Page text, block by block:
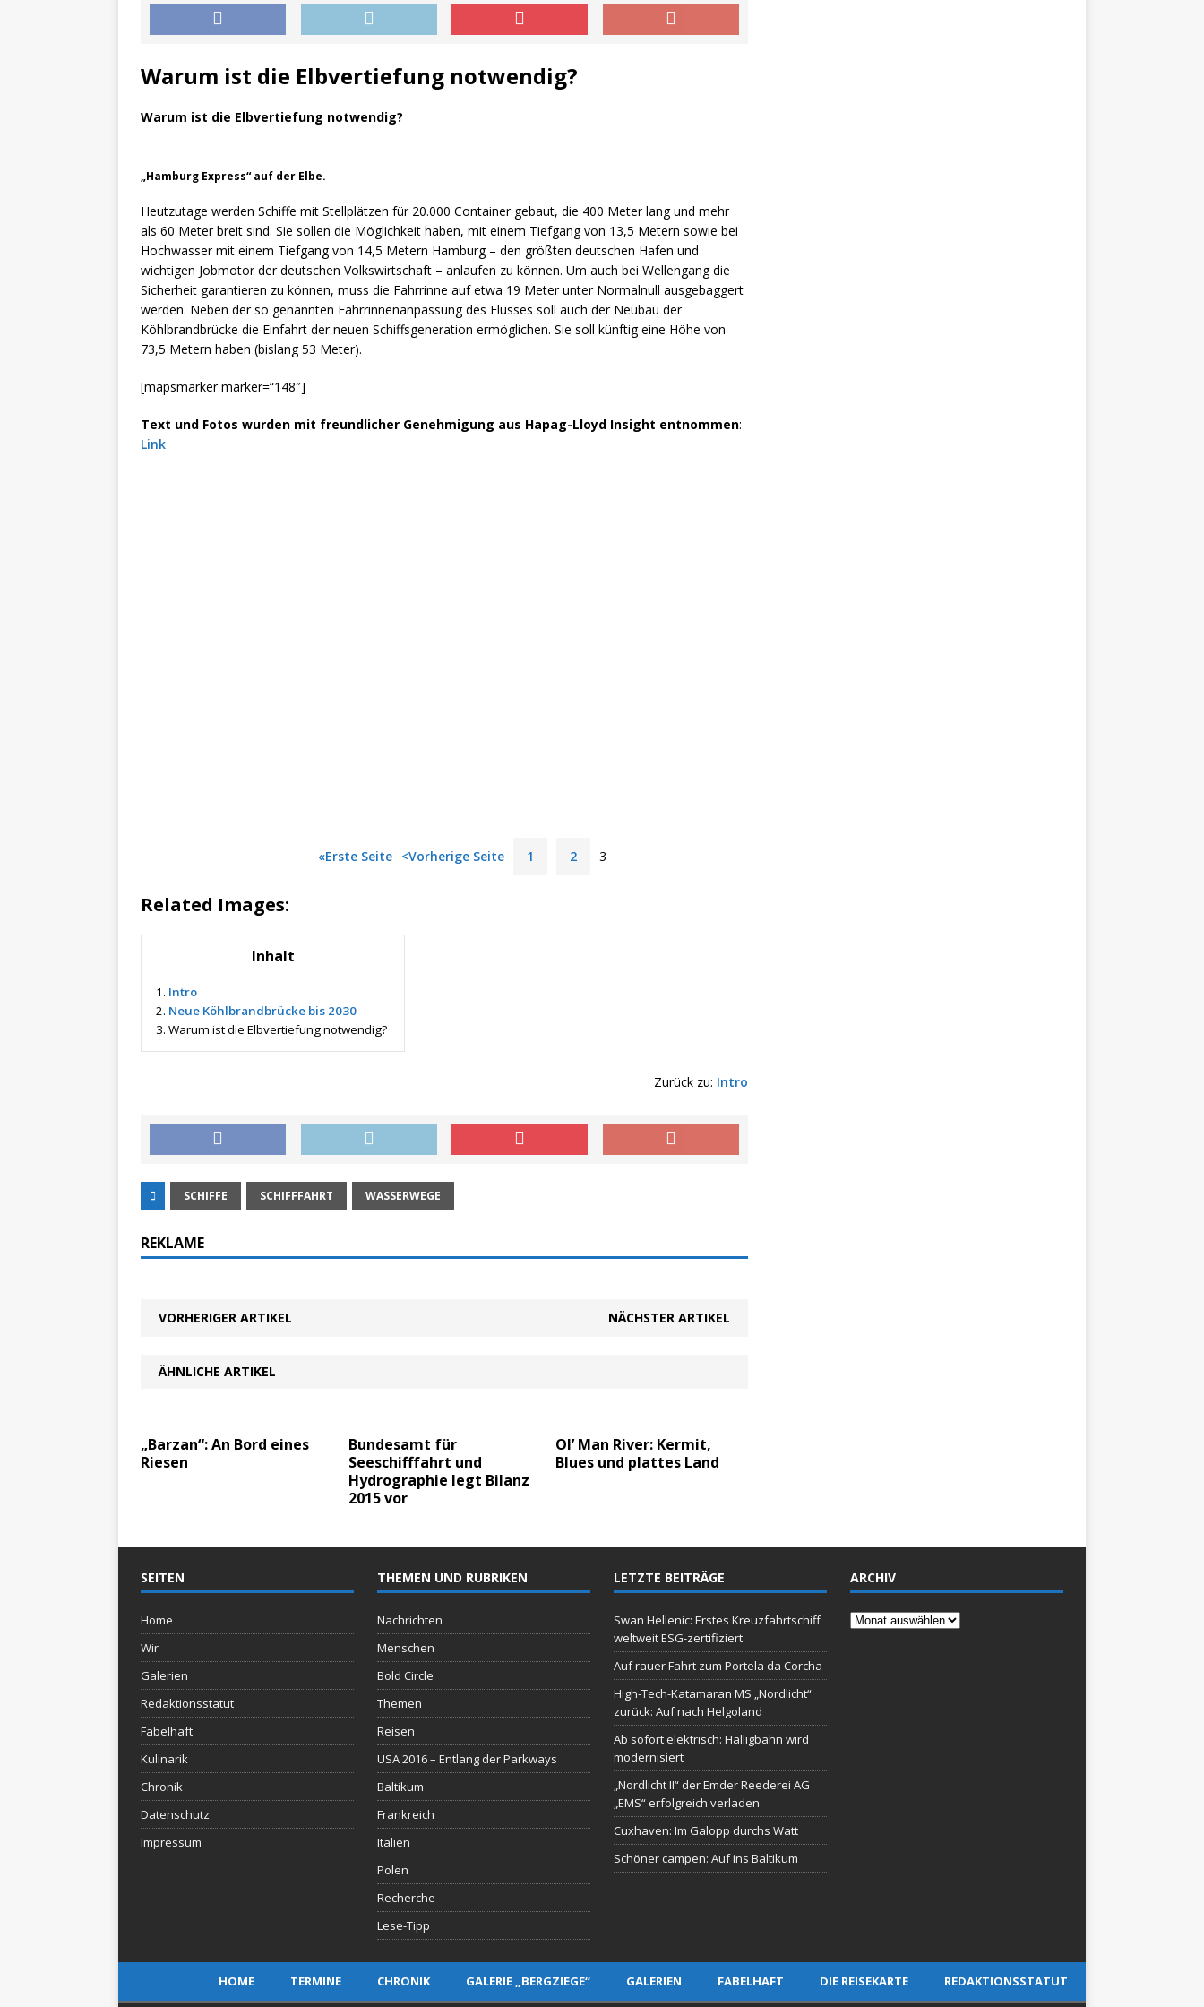
Warum ist die Elbvertiefung notwendig?
Warum ist die Elbvertiefung notwendig?
„Hamburg Express“ auf der Elbe.
Heutzutage werden Schiffe mit Stellplätzen für 20.000 Container gebaut, die 400 Meter lang und mehr
als 60 Meter breit sind. Sie sollen die Möglichkeit haben, mit einem Tiefgang von 13,5 Metern sowie bei
Hochwasser mit einem Tiefgang von 14,5 Metern Hamburg – den größten deutschen Hafen und
wichtigen Jobmotor der deutschen Volkswirtschaft – anlaufen zu können. Um auch bei Wellengang die
Sicherheit garantieren zu können, muss die Fahrrinne auf etwa 19 Meter unter Normalnull ausgebaggert
werden. Neben der so genannten Fahrrinnenanpassung des Flusses soll auch der Neubau der
Köhlbrandbrücke die Einfahrt der neuen Schiffsgeneration ermöglichen. Sie soll künftig eine Höhe von
73,5 Metern haben (bislang 53 Meter).
[mapsmarker marker=“148″]
Text und Fotos wurden mit freundlicher Genehmigung aus Hapag-Lloyd Insight entnommen:
Link
«Erste Seite <Vorherige Seite 1 2 3
Related Images:
Inhalt
1. Intro
2. Neue Köhlbrandbrücke bis 2030
3. Warum ist die Elbvertiefung notwendig?
Zurück zu: Intro
SCHIFFE SCHIFFFAHRT WASSERWEGE
REKLAME
VORHERIGER ARTIKEL NÄCHSTER ARTIKEL
ÄHNLICHE ARTIKEL
„Barzan“: An Bord eines
Riesen
Bundesamt für
Seeschifffahrt und
Hydrographie legt Bilanz
2015 vor
Ol’ Man River: Kermit,
Blues und plattes Land
SEITEN
Home
Wir
Galerien
Redaktionsstatut
Fabelhaft
Kulinarik
Chronik
Datenschutz
Impressum
THEMEN UND RUBRIKEN
Nachrichten
Menschen
Bold Circle
Themen
Reisen
USA 2016 – Entlang der Parkways
Baltikum
Frankreich
Italien
Polen
Recherche
Lese-Tipp
LETZTE BEITRÄGE
Swan Hellenic: Erstes Kreuzfahrtschiff
weltweit ESG-zertifiziert
Auf rauer Fahrt zum Portela da Corcha
High-Tech-Katamaran MS „Nordlicht“
zurück: Auf nach Helgoland
Ab sofort elektrisch: Halligbahn wird
modernisiert
„Nordlicht II“ der Emder Reederei AG
„EMS“ erfolgreich verladen
Cuxhaven: Im Galopp durchs Watt
Schöner campen: Auf ins Baltikum
ARCHIV
Archiv
HOME TERMINE CHRONIK GALERIE „BERGZIEGE“ GALERIEN FABELHAFT DIE REISEKARTE REDAKTIONSSTATUT